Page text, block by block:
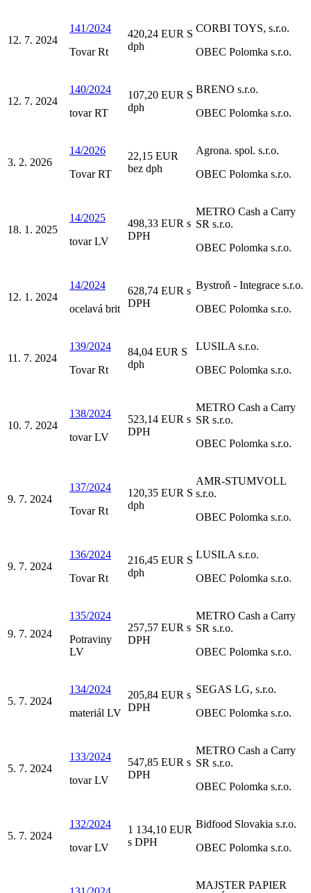
12. 7. 2024
141/2024
Tovar Rt
420,24 EUR S
dph
CORBI TOYS, s.r.o.
OBEC Polomka s.r.o.
12. 7. 2024
140/2024
tovar RT
107,20 EUR S
dph
BRENO s.r.o.
OBEC Polomka s.r.o.
3. 2. 2026
14/2026
Tovar RT
22,15 EUR
bez dph
Agrona. spol. s.r.o.
OBEC Polomka s.r.o.
18. 1. 2025
14/2025
tovar LV
498,33 EUR s
DPH
METRO Cash a Carry
SR s.r.o.
OBEC Polomka s.r.o.
12. 1. 2024
14/2024
ocelavá brit
628,74 EUR s
DPH
Bystroň - Integrace s.r.o.
OBEC Polomka s.r.o.
11. 7. 2024
139/2024
Tovar Rt
84,04 EUR S
dph
LUSILA s.r.o.
OBEC Polomka s.r.o.
10. 7. 2024
138/2024
tovar LV
523,14 EUR s
DPH
METRO Cash a Carry
SR s.r.o.
OBEC Polomka s.r.o.
9. 7. 2024
137/2024
Tovar Rt
120,35 EUR S
dph
AMR-STUMVOLL
s.r.o.
OBEC Polomka s.r.o.
9. 7. 2024
136/2024
Tovar Rt
216,45 EUR S
dph
LUSILA s.r.o.
OBEC Polomka s.r.o.
9. 7. 2024
135/2024
Potraviny
LV
257,57 EUR s
DPH
METRO Cash a Carry
SR s.r.o.
OBEC Polomka s.r.o.
5. 7. 2024
134/2024
materiál LV
205,84 EUR s
DPH
SEGAS LG, s.r.o.
OBEC Polomka s.r.o.
5. 7. 2024
133/2024
tovar LV
547,85 EUR s
DPH
METRO Cash a Carry
SR s.r.o.
OBEC Polomka s.r.o.
5. 7. 2024
132/2024
tovar LV
1 134,10 EUR
s DPH
Bidfood Slovakia s.r.o.
OBEC Polomka s.r.o.
MAJSTER PAPIER